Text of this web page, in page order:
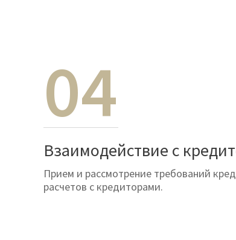
04
Взаимодействие с
Прием и рассмотрение требований
расчетов с кредиторами.